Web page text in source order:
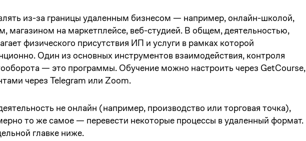
из-за границы удаленным бизнесом — например, онлайн-школой,
магазином на маркетплейсе, веб-студией. В общем, деятельностью,
физического присутствия ИП и услуги в рамках которой
Один из основных инструментов взаимодействия, контроля
— это программы. Обучение можно настроить через GetCourse,
через Telegram или Zoom.
не онлайн (например, производство или торговая точка),
то же самое — перевести некоторые процессы в удаленный формат.
главке ниже.